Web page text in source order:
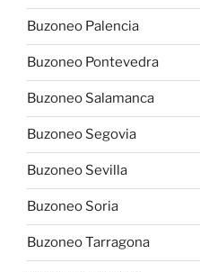
Buzoneo Palencia
Buzoneo Pontevedra
Buzoneo Salamanca
Buzoneo Segovia
Buzoneo Sevilla
Buzoneo Soria
Buzoneo Tarragona